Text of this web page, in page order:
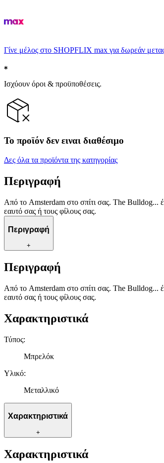
Γίνε μέλος στο SHOPFLIX max για δωρεάν
Ισχύουν όροι & προϋποθέσεις.
Το προϊόν δεν ειναι διαθέσιμο
Δες όλα τα προϊόντα της κατηγορίας
Περιγραφή
Από το Amsterdam στο σπίτι σας. The Bulldog...
εαυτό σας ή τους φίλους σας.
Περιγραφή
+
Περιγραφή
Από το Amsterdam στο σπίτι σας. The Bulldog...
εαυτό σας ή τους φίλους σας.
Χαρακτηριστικά
Τύπος:
Μπρελόκ
Υλικό:
Μεταλλικό
Χαρακτηριστικά
+
Χαρακτηριστικά